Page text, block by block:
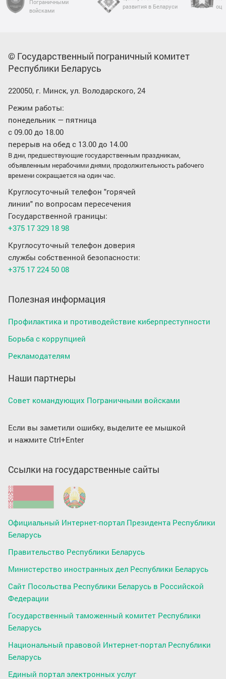
Пограничными
войсками
развития в Беларуси
© Государственный пограничный комитет
Республики Беларусь
220050, г. Минск, ул. Володарского, 24
Режим работы:
понедельник — пятница
с 09.00 до 18.00
перерыв на обед с 13.00 до 14.00
В дни, предшествующие государственным праздникам,
объявленным нерабочими днями, продолжительность рабочего
времени сокращается на один час.
Круглосуточный телефон "горячей
линии" по вопросам пересечения
Государственной границы:
+375 17 329 18 98
Круглосуточный телефон доверия
службы собственной безопасности:
+375 17 224 50 08
Полезная информация
Профилактика и противодействие киберпреступности
Борьба с коррупцией
Рекламодателям
Наши партнеры
Совет командующих Пограничными войсками
Если вы заметили ошибку, выделите ее мышкой
и нажмите Ctrl+Enter
Ссылки на государственные сайты
Официальный Интернет-портал Президента Республики
Беларусь
Правительство Республики Беларусь
Министерство иностранных дел Республики Беларусь
Сайт Посольства Республики Беларусь в Российской
Федерации
Государственный таможенный комитет Республики
Беларусь
Национальный правовой Интернет-портал Республики
Беларусь
Единый портал электронных услуг